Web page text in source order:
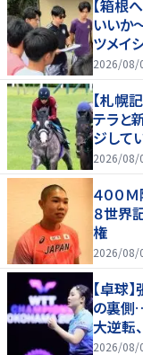
【箱根
いいか
ツメイ
を引っ
2026/08/
【札幌
テラと
ジして
2026/08/
４００
８世界
権
2026/08/
【卓球
の裏側
大逆転
2026/08/